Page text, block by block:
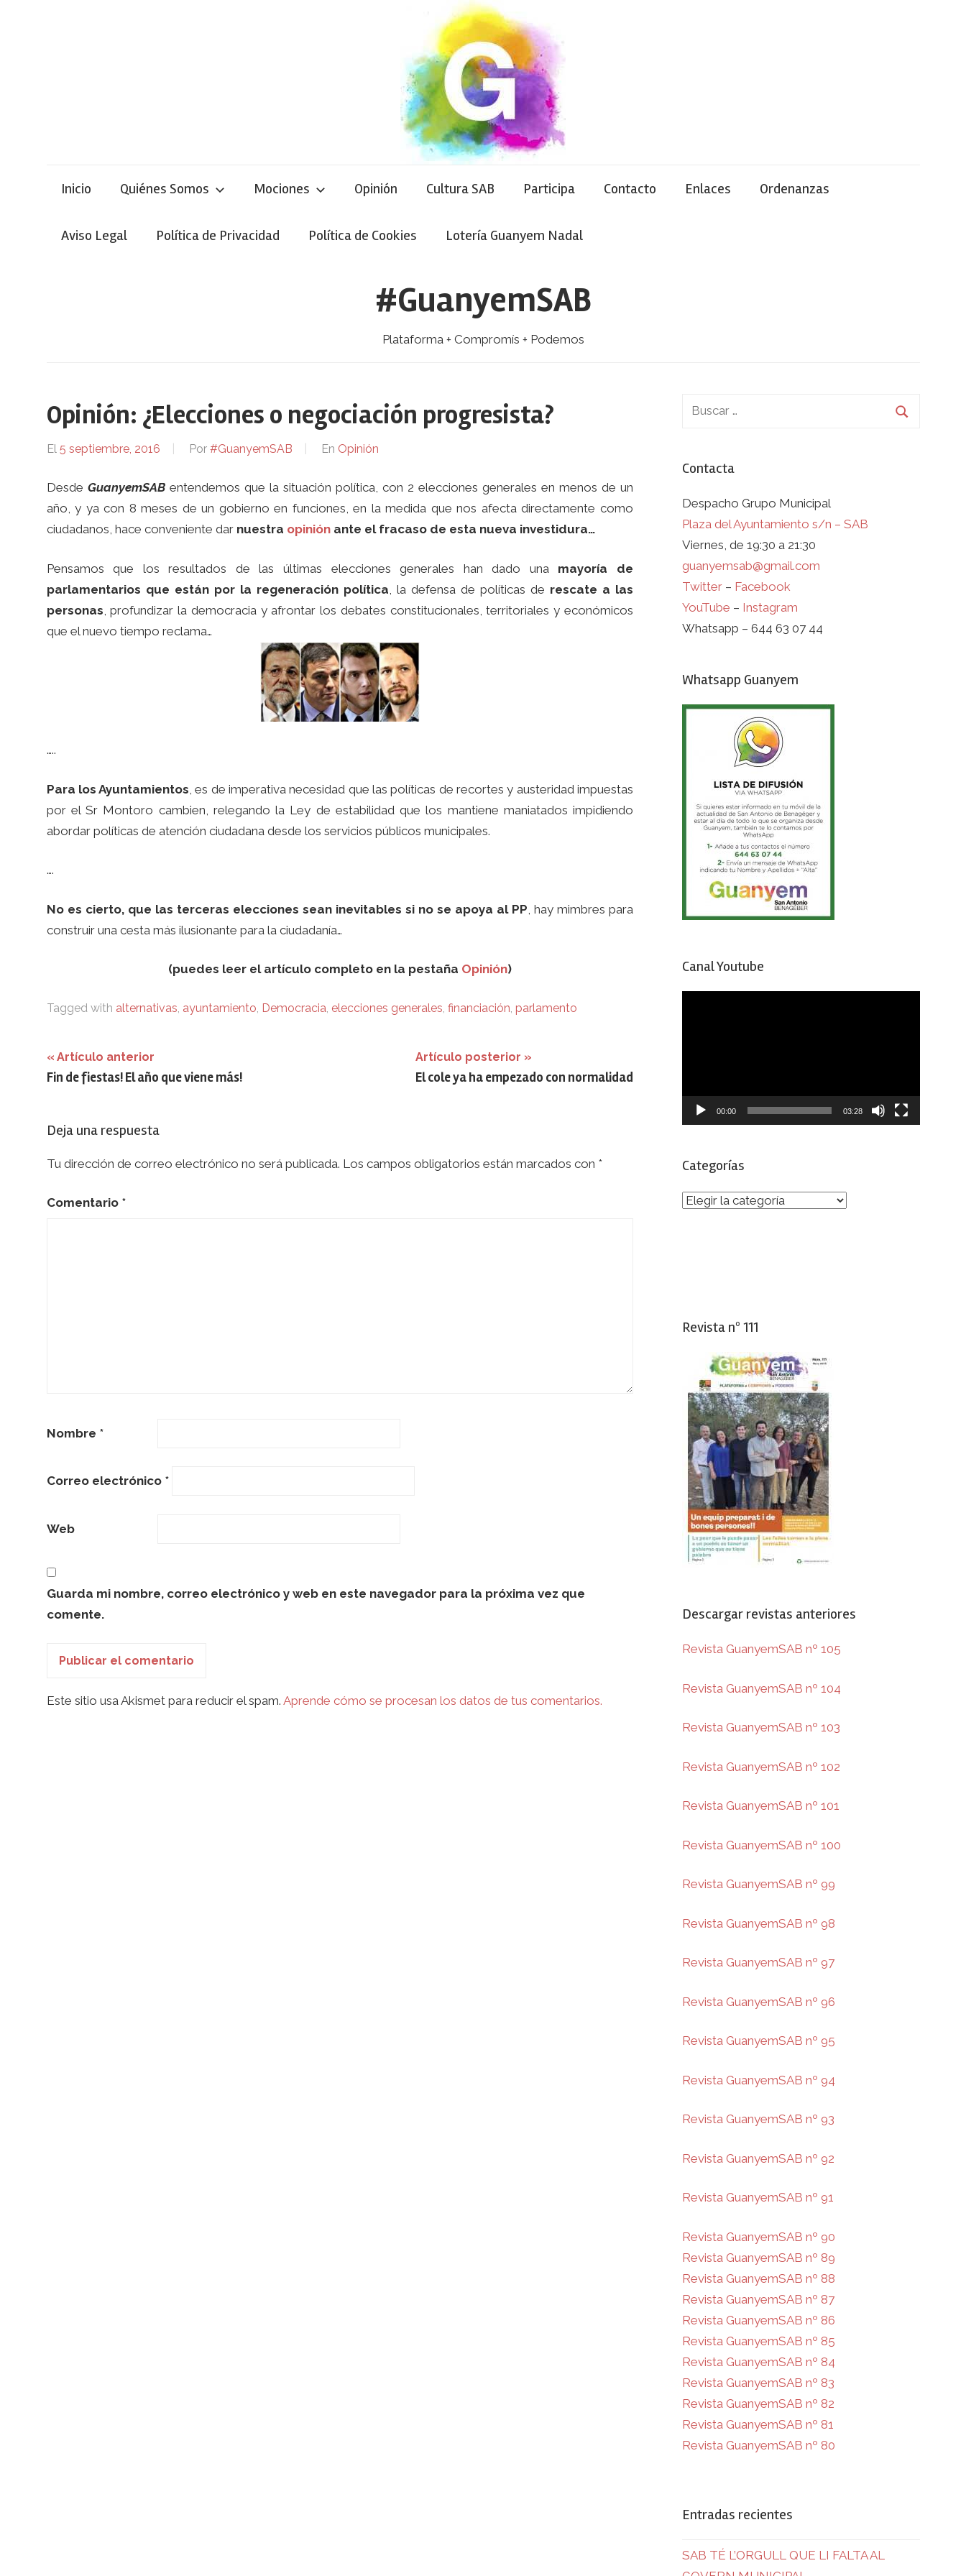
Inicio Quiénes Somos Mociones Opinión Cultura SAB Participa Contacto Enlaces Ordenanzas
Aviso Legal Política de Privacidad Política de Cookies Lotería Guanyem Nadal
#GuanyemSAB
Plataforma + Compromís + Podemos
Opinión: ¿Elecciones o negociación progresista?
El 5 septiembre, 2016 Por #GuanyemSAB En Opinión
Desde GuanyemSAB entendemos que la situación política, con 2 elecciones generales en menos de un
año, y ya con 8 meses de un gobierno en funciones, en la medida que nos afecta directamente como
ciudadanos, hace conveniente dar nuestra opiniónante el fracaso de esta nueva investidura…
Pensamos que los resultados de las últimas elecciones generales han dado una mayoría de
parlamentarios que están por la regeneración política , la defensa de políticas de rescate a las
personas , profundizar la democracia y afrontar los debates constitucionales, territoriales y económicos
que el nuevo tiempo reclama…
…..
Para los Ayuntamientos , es de imperativa necesidad que las políticas de recortes y austeridad impuestas
por el Sr Montoro cambien, relegando la Ley de estabilidad que los mantiene maniatados impidiendo
abordar políticas de atención ciudadana desde los servicios públicos municipales.
….
No es cierto, que las terceras elecciones sean inevitables si no se apoya al PP , hay mimbres para
construir una cesta más ilusionante para la ciudadanía…
(puedes leer el artículo completo en la pestaña Opinión)
Tagged with alternativas ayuntamiento Democracia elecciones generales financiación parlamento
Navegación
de
Artículo anterior
Fin de fiestas! El año que viene más!
Artículo posterior
El cole ya ha empezado con normalidad
Deja una respuesta
Tu dirección de correo electrónico no será publicada. Los campos obligatorios están marcados con *
Comentario *
Nombre *
Correo electrónico *
Web
Guarda mi nombre, correo electrónico y web en este navegador para la próxima vez que
comente.
Este sitio usa Akismet para reducir el spam. Aprende cómo se procesan los datos de tus comentarios.
Contacta
Despacho Grupo Municipal
Plaza del Ayuntamiento s/n – SAB
Viernes, de 19:30 a 21:30
guanyemsab@gmail.com
Twitter – Facebook
YouTube – Instagram
Whatsapp – 644 63 07 44
Whatsapp Guanyem
Canal Youtube
00:00 03:28
Categorías
Categorías
Revista nº 111
Descargar revistas anteriores
Revista GuanyemSAB nº 105
Revista GuanyemSAB nº 104
Revista GuanyemSAB nº 103
Revista GuanyemSAB nº 102
Revista GuanyemSAB nº 101
Revista GuanyemSAB nº 100
Revista GuanyemSAB nº 99
Revista GuanyemSAB nº 98
Revista GuanyemSAB nº 97
Revista GuanyemSAB nº 96
Revista GuanyemSAB nº 95
Revista GuanyemSAB nº 94
Revista GuanyemSAB nº 93
Revista GuanyemSAB nº 92
Revista GuanyemSAB nº 91
Revista GuanyemSAB nº 90
Revista GuanyemSAB nº 89
Revista GuanyemSAB nº 88
Revista GuanyemSAB nº 87
Revista GuanyemSAB nº 86
Revista GuanyemSAB nº 85
Revista GuanyemSAB nº 84
Revista GuanyemSAB nº 83
Revista GuanyemSAB nº 82
Revista GuanyemSAB nº 81
Revista GuanyemSAB nº 80
Entradas recientes
SAB TÉ L’ORGULL QUE LI FALTA AL